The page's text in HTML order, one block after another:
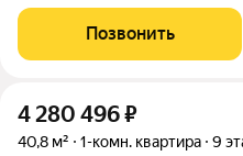
с Ботаническим садом и
Закрытый двор без
Позвонить
4 280 496₽
40,8 м² 1-комн. квартира 9